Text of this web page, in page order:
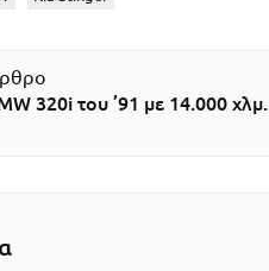
320i του ’91 με 14.000 χλμ.